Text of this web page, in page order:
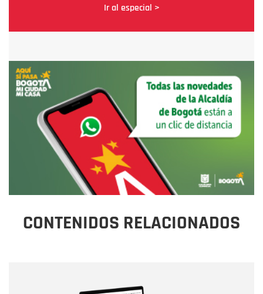
Ir al especial >
CONTENIDOS RELACIONADOS